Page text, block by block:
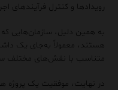
رویدادها و کنترل فرآیندهای
به همین دلیل، سازمان‌هایی
هستند، معمولاً به‌جای یک
متناسب با نقش‌های مختلف
در نهایت، موفقیت یک پروژه